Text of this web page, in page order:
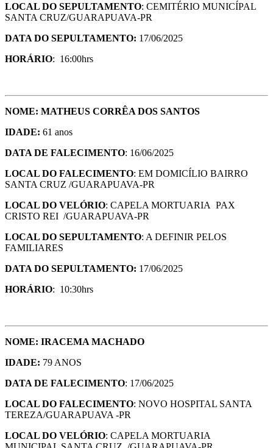
LOCAL DO SEPULTAMENTO: CEMITÉRIO MUNICÍPAL
SANTA CRUZ/GUARAPUAVA-PR
DATA DO SEPULTAMENTO: 17/06/2025
HORÁRIO: 16:00hrs
NOME: MATHEUS CORRÊA DOS SANTOS
IDADE: 61 anos
DATA DE FALECIMENTO: 16/06/2025
LOCAL DO FALECIMENTO: EM DOMICÍLIO BAIRRO
SANTA CRUZ /GUARAPUAVA-PR
LOCAL DO VELÓRIO: CAPELA MORTUARIA PAX
CRISTO REI /GUARAPUAVA-PR
LOCAL DO SEPULTAMENTO: A DEFINIR PELOS
FAMILIARES
DATA DO SEPULTAMENTO: 17/06/2025
HORÁRIO: 10:30hrs
NOME: IRACEMA MACHADO
IDADE: 79 ANOS
DATA DE FALECIMENTO: 17/06/2025
LOCAL DO FALECIMENTO: NOVO HOSPITAL SANTA
TEREZA/GUARAPUAVA -PR
LOCAL DO VELÓRIO: CAPELA MORTUARIA